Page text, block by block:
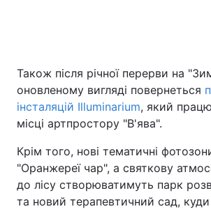
Також після річної перерви на
оновленому вигляді повернеться
інсталяцій Illuminarium, який
місці артпростору "В'ява".
Крім того, нові тематичні
"Оранжереї чар", а святкову
до лісу створюватимуть парк
та новий терапевтичний сад,